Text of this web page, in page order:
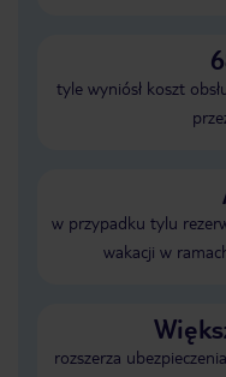
tyle wyniósł koszt
w przypadku tylu
wakacji w
rozszerza